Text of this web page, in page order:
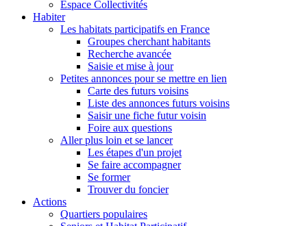
Espace Collectivités
Habiter
Les habitats participatifs en France
Groupes cherchant habitants
Recherche avancée
Saisie et mise à jour
Petites annonces pour se mettre en lien
Carte des futurs voisins
Liste des annonces futurs voisins
Saisir une fiche futur voisin
Foire aux questions
Aller plus loin et se lancer
Les étapes d'un projet
Se faire accompagner
Se former
Trouver du foncier
Actions
Quartiers populaires